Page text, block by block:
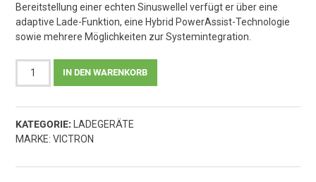
Bereitstellung einer echten Sinuswellel verfügt er über eine
adaptive Lade-Funktion, eine Hybrid PowerAssist-Technologie
sowie mehrere Möglichkeiten zur Systemintegration.
230V
VE.Bus
Menge
IN DEN WARENKORB
KATEGORIE:
LADEGERÄTE
MARKE:VICTRON